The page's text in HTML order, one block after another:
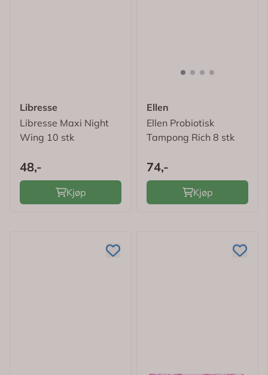
Libresse
Libresse Maxi Night
Wing 10 stk
48,-
Kjøp
Ellen
Ellen Probiotisk
Tampong Rich 8 stk
74,-
Kjøp